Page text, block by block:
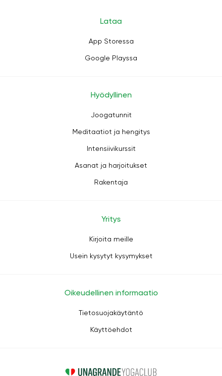
Lataa
App Storessa
Google Playssa
Hyödyllinen
Joogatunnit
Meditaatiot ja hengitys
Intensiivikurssit
Asanat ja harjoitukset
Rakentaja
Yritys
Kirjoita meille
Usein kysytyt kysymykset
Oikeudellinen informaatio
Tietosuojakäytäntö
Käyttöehdot